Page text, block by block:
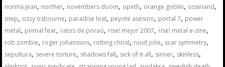
norma jean, norther, novembers doom, opeth, orange goblin, ossiriand,
otep, ozzy osbourne, paradise lost, peyote asesino, portal 7, power
metal, primal fear, ratos de porao, rise! mejor 2007, rise! metal e-zine,
rob zombie, roger johansson, rotting christ, ruud jolie, scar symmetry,
sepultura, severe torture, shadows fall, sick of it all, sinner, skinless,